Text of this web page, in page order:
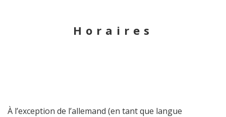
Horaires
À l’exception de l’allemand (en tant que langue